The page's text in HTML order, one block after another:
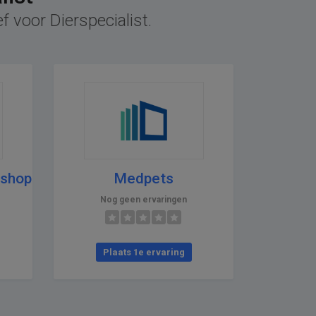
voor Dierspecialist.
Medpets
Nog geen ervaringen
Plaats 1e ervaring